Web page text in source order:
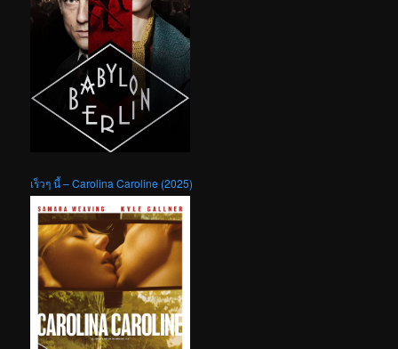
เร็วๆ นี้ – Carolina Caroline (2025)